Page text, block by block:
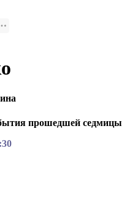
прошедшей седмицы